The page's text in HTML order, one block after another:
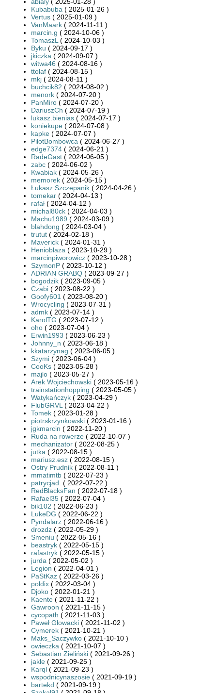
Kubabuba ( 2025-01-26 )
Vertus ( 2025-01-09 )
VanMaark ( 2024-11-11 )
marcin.g ( 2024-10-06 )
TomaszL ( 2024-10-03 )
Byku ( 2024-09-17 )
jkiczka ( 2024-09-07 )
witwa46 ( 2024-08-16 )
ttolaf ( 2024-08-15 )
mkj ( 2024-08-11 )
buchcik82 ( 2024-08-02 )
menork ( 2024-07-20 )
PanMiro ( 2024-07-20 )
DariuszCh ( 2024-07-19 )
lukasz.bienias ( 2024-07-17 )
koniekupe ( 2024-07-08 )
kapke ( 2024-07-07 )
PilotBombowca ( 2024-06-27 )
edge7374 ( 2024-06-21 )
RadeGast ( 2024-06-05 )
zabc ( 2024-06-02 )
Kwabiak ( 2024-05-26 )
memorek ( 2024-05-15 )
Łukasz Szczepanik ( 2024-04-26 )
tomekar ( 2024-04-13 )
rafał ( 2024-04-12 )
michal80ck ( 2024-04-03 )
Machu1989 ( 2024-03-09 )
blahdong ( 2024-03-04 )
trutut ( 2024-02-18 )
Maverick ( 2024-01-31 )
Henioblaza ( 2023-10-29 )
marcinpiworowicz ( 2023-10-28 )
SzymonP ( 2023-10-12 )
ADRIAN GRABQ ( 2023-09-27 )
bogodzik ( 2023-09-05 )
Czabi ( 2023-08-22 )
Goofy601 ( 2023-08-20 )
Wrocycling ( 2023-07-31 )
admk ( 2023-07-14 )
KarolTG ( 2023-07-12 )
oho ( 2023-07-04 )
Erwin1993 ( 2023-06-23 )
Johnny_n ( 2023-06-18 )
kkatarzynag ( 2023-06-05 )
Szymi ( 2023-06-04 )
CooKs ( 2023-05-28 )
majlo ( 2023-05-27 )
Arek Wojciechowski ( 2023-05-16 )
trainstationhopping ( 2023-05-05 )
Watykańczyk ( 2023-04-29 )
FlubGRVL ( 2023-04-22 )
Tomek ( 2023-01-28 )
piotrskrzynkowski ( 2023-01-16 )
jgkmarcin ( 2022-11-20 )
Ruda na rowerze ( 2022-10-07 )
mechanizator ( 2022-08-25 )
jutka ( 2022-08-15 )
mariusz.esz ( 2022-08-15 )
Ostry Prudnik ( 2022-08-11 )
mmatimtb ( 2022-07-23 )
patrycjad. ( 2022-07-22 )
RedBlacksFan ( 2022-07-18 )
Rafael35 ( 2022-07-04 )
bik102 ( 2022-06-23 )
LukeDG ( 2022-06-22 )
Pyndalarz ( 2022-06-16 )
drozdz ( 2022-05-29 )
Smeniu ( 2022-05-16 )
beastryk ( 2022-05-15 )
rafastryk ( 2022-05-15 )
jurda ( 2022-05-02 )
Legion ( 2022-04-01 )
PaStKaz ( 2022-03-26 )
poldix ( 2022-03-04 )
Djoko ( 2022-01-21 )
Kaente ( 2021-11-22 )
Gawroon ( 2021-11-15 )
cycopath ( 2021-11-03 )
Paweł Głowacki ( 2021-11-02 )
Cymerek ( 2021-10-21 )
Maks_Saczywko ( 2021-10-10 )
owieczka ( 2021-10-07 )
Sebastian Zieliński ( 2021-09-26 )
jakle ( 2021-09-25 )
Karql ( 2021-09-23 )
wspodnicynaszosie ( 2021-09-19 )
bartekd ( 2021-09-19 )